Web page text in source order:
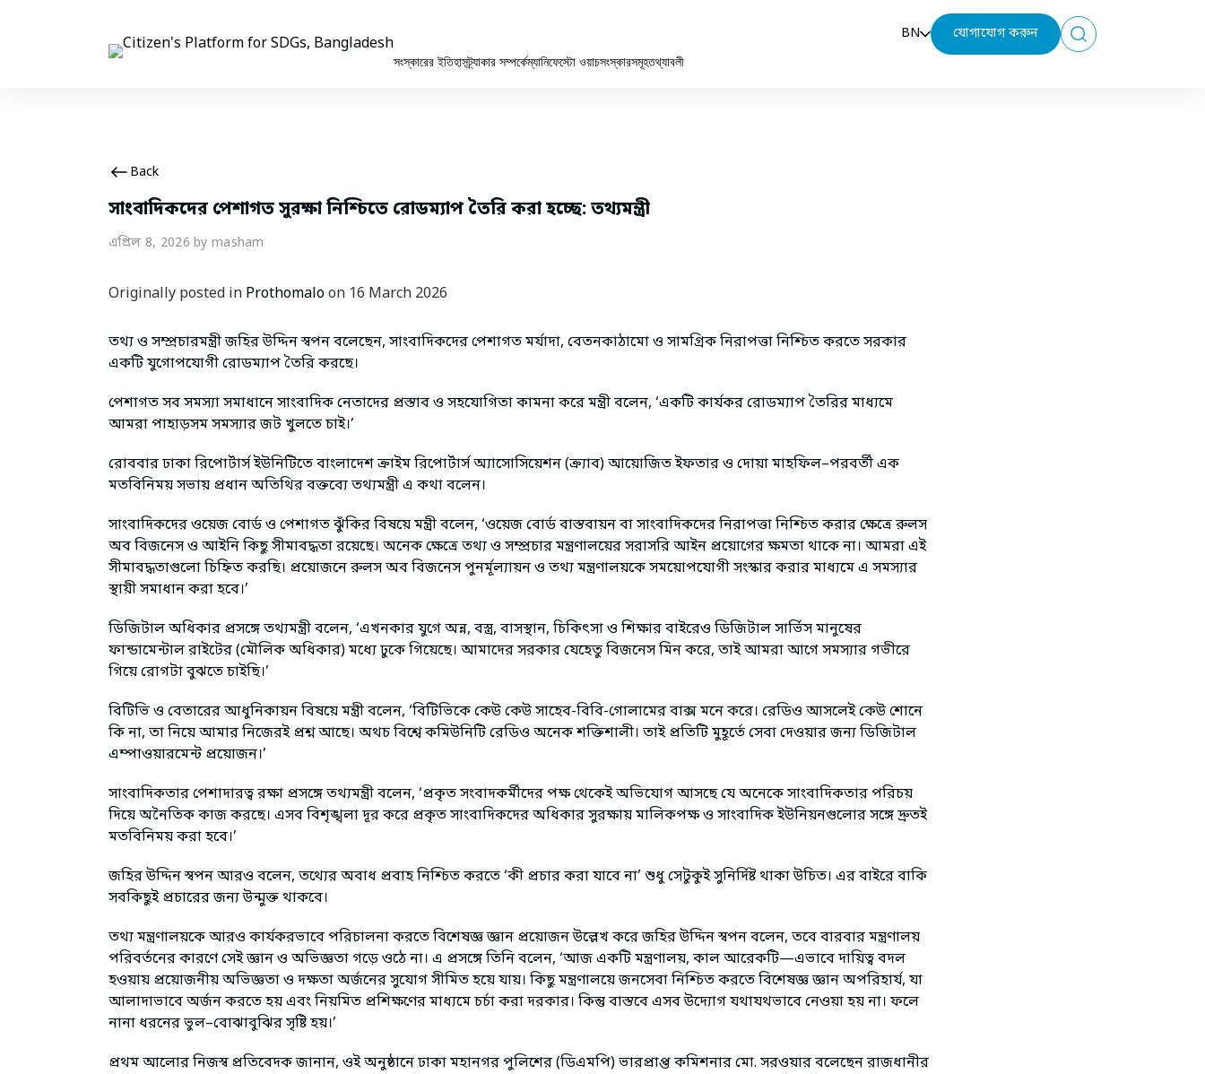
BN যোগাযোগ করুন Search
সংস্কারের ইতিহাসট্র্যাকার সম্পর্কেম্যানিফেস্টো ওয়াচসংস্কারসমূহতথ্যাবলী
Back
সাংবাদিকদের পেশাগত সুরক্ষা নিশ্চিতে রোডম্যাপ তৈরি করা হচ্ছে: তথ্যমন্ত্রী
এপ্রিল 8, 2026 by masham
Originally posted in Prothomalo on 16 March 2026
তথ্য ও সম্প্রচারমন্ত্রী জহির উদ্দিন স্বপন বলেছেন, সাংবাদিকদের পেশাগত মর্যাদা, বেতনকাঠামো ও সামগ্রিক নিরাপত্তা নিশ্চিত করতে সরকার
একটি যুগোপযোগী রোডম্যাপ তৈরি করছে।
পেশাগত সব সমস্যা সমাধানে সাংবাদিক নেতাদের প্রস্তাব ও সহযোগিতা কামনা করে মন্ত্রী বলেন, ‘একটি কার্যকর রোডম্যাপ তৈরির মাধ্যমে
আমরা পাহাড়সম সমস্যার জট খুলতে চাই।’
রোববার ঢাকা রিপোর্টার্স ইউনিটিতে বাংলাদেশ ক্রাইম রিপোর্টার্স অ্যাসোসিয়েশন (ক্র্যাব) আয়োজিত ইফতার ও দোয়া মাহফিল–পরবর্তী এক
মতবিনিময় সভায় প্রধান অতিথির বক্তব্যে তথ্যমন্ত্রী এ কথা বলেন।
সাংবাদিকদের ওয়েজ বোর্ড ও পেশাগত ঝুঁকির বিষয়ে মন্ত্রী বলেন, ‘ওয়েজ বোর্ড বাস্তবায়ন বা সাংবাদিকদের নিরাপত্তা নিশ্চিত করার ক্ষেত্রে রুলস
অব বিজনেস ও আইনি কিছু সীমাবদ্ধতা রয়েছে। অনেক ক্ষেত্রে তথ্য ও সম্প্রচার মন্ত্রণালয়ের সরাসরি আইন প্রয়োগের ক্ষমতা থাকে না। আমরা এই
সীমাবদ্ধতাগুলো চিহ্নিত করছি। প্রয়োজনে রুলস অব বিজনেস পুনর্মূল্যায়ন ও তথ্য মন্ত্রণালয়কে সময়োপযোগী সংস্কার করার মাধ্যমে এ সমস্যার
স্থায়ী সমাধান করা হবে।’
ডিজিটাল অধিকার প্রসঙ্গে তথ্যমন্ত্রী বলেন, ‘এখনকার যুগে অন্ন, বস্ত্র, বাসস্থান, চিকিৎসা ও শিক্ষার বাইরেও ডিজিটাল সার্ভিস মানুষের
ফান্ডামেন্টাল রাইটের (মৌলিক অধিকার) মধ্যে ঢুকে গিয়েছে। আমাদের সরকার যেহেতু বিজনেস মিন করে, তাই আমরা আগে সমস্যার গভীরে
গিয়ে রোগটা বুঝতে চাইছি।’
বিটিভি ও বেতারের আধুনিকায়ন বিষয়ে মন্ত্রী বলেন, ‘বিটিভিকে কেউ কেউ সাহেব-বিবি-গোলামের বাক্স মনে করে। রেডিও আসলেই কেউ শোনে
কি না, তা নিয়ে আমার নিজেরই প্রশ্ন আছে। অথচ বিশ্বে কমিউনিটি রেডিও অনেক শক্তিশালী। তাই প্রতিটি মুহূর্তে সেবা দেওয়ার জন্য ডিজিটাল
এম্পাওয়ারমেন্ট প্রয়োজন।’
সাংবাদিকতার পেশাদারত্ব রক্ষা প্রসঙ্গে তথ্যমন্ত্রী বলেন, ‘প্রকৃত সংবাদকর্মীদের পক্ষ থেকেই অভিযোগ আসছে যে অনেকে সাংবাদিকতার পরিচয়
দিয়ে অনৈতিক কাজ করছে। এসব বিশৃঙ্খলা দূর করে প্রকৃত সাংবাদিকদের অধিকার সুরক্ষায় মালিকপক্ষ ও সাংবাদিক ইউনিয়নগুলোর সঙ্গে দ্রুতই
মতবিনিময় করা হবে।’
জহির উদ্দিন স্বপন আরও বলেন, তথ্যের অবাধ প্রবাহ নিশ্চিত করতে ‘কী প্রচার করা যাবে না’ শুধু সেটুকুই সুনির্দিষ্ট থাকা উচিত। এর বাইরে বাকি
সবকিছুই প্রচারের জন্য উন্মুক্ত থাকবে।
তথ্য মন্ত্রণালয়কে আরও কার্যকরভাবে পরিচালনা করতে বিশেষজ্ঞ জ্ঞান প্রয়োজন উল্লেখ করে জহির উদ্দিন স্বপন বলেন, তবে বারবার মন্ত্রণালয়
পরিবর্তনের কারণে সেই জ্ঞান ও অভিজ্ঞতা গড়ে ওঠে না। এ প্রসঙ্গে তিনি বলেন, ‘আজ একটি মন্ত্রণালয়, কাল আরেকটি—এভাবে দায়িত্ব বদল
হওয়ায় প্রয়োজনীয় অভিজ্ঞতা ও দক্ষতা অর্জনের সুযোগ সীমিত হয়ে যায়। কিছু মন্ত্রণালয়ে জনসেবা নিশ্চিত করতে বিশেষজ্ঞ জ্ঞান অপরিহার্য, যা
আলাদাভাবে অর্জন করতে হয় এবং নিয়মিত প্রশিক্ষণের মাধ্যমে চর্চা করা দরকার। কিন্তু বাস্তবে এসব উদ্যোগ যথাযথভাবে নেওয়া হয় না। ফলে
নানা ধরনের ভুল–বোঝাবুঝির সৃষ্টি হয়।’
প্রথম আলোর নিজস্ব প্রতিবেদক জানান, ওই অনুষ্ঠানে ঢাকা মহানগর পুলিশের (ডিএমপি) ভারপ্রাপ্ত কমিশনার মো. সরওয়ার বলেছেন রাজধানীর